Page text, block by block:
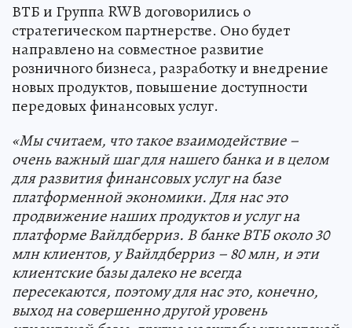
ВТБ и Группа RWB договорились о
стратегическом партнерстве. Оно будет
направлено на совместное развитие
розничного бизнеса, разработку и внедрение
новых продуктов, повышение доступности
передовых финансовых услуг.
«Мы считаем, что такое взаимодействие –
очень важный шаг для нашего банка и в целом
для развития финансовых услуг на базе
платформенной экономики. Для нас это
продвижение наших продуктов и услуг на
платформе Вайлдберриз. В банке ВТБ около 30
млн клиентов, у Вайлдберриз – 80 млн, и эти
клиентские базы далеко не всегда
пересекаются, поэтому для нас это, конечно,
выход на совершенно другой уровень